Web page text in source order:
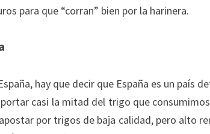
para que “corran” bien por la harinera.
hay que decir que España es un país
casi la mitad del trigo que
por trigos de baja calidad, pero alto